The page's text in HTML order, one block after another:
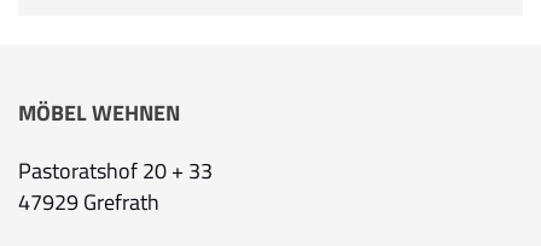
MÖBEL WEHNEN
Pastoratshof 20 + 33
47929 Grefrath